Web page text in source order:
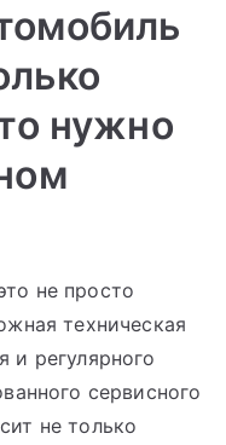
нужно
не просто
техническая
и регулярного
сервисного
не только